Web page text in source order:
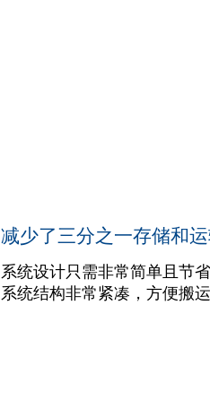
减少了三分之一存储和
系统设计只需非常简单且节
系统结构非常紧凑，方便搬运